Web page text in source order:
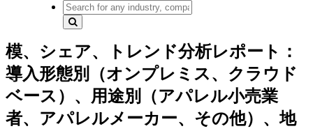
模、シェア、トレンド分析レポート：
導入形態別（オンプレミス、クラウド
ベース）、用途別（アパレル小売業
者、アパレルメーカー、その他）、地